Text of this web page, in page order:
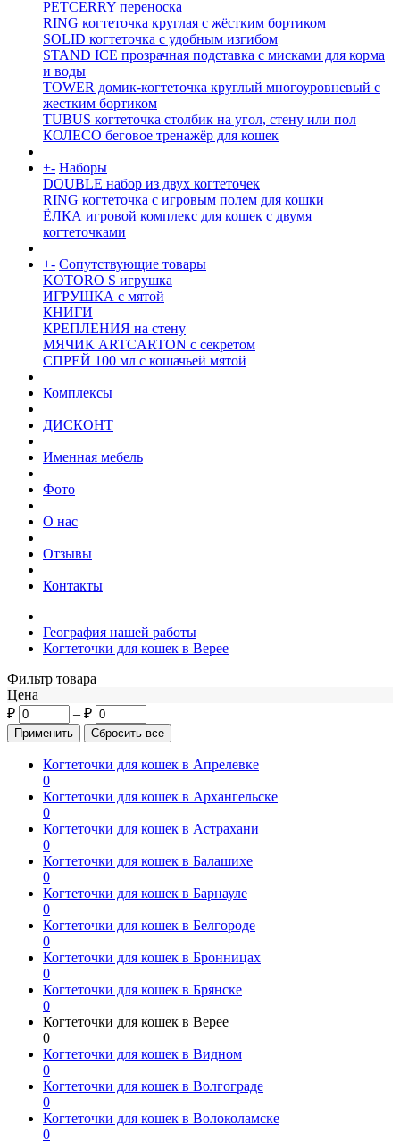
PETCERRY переноска
RING когтеточка круглая с жёстким бортиком
SOLID когтеточка с удобным изгибом
STAND ICE прозрачная подставка с мисками для корма
и воды
TOWER домик-когтеточка круглый многоуровневый с
жестким бортиком
TUBUS когтеточка столбик на угол, стену или пол
КОЛЕСО беговое тренажёр для кошек
+- Наборы
DOUBLE набор из двух когтеточек
RING когтеточка c игровым полем для кошки
ЁЛКА игровой комплекс для кошек с двумя
когтеточками
+- Сопутствующие товары
KOTORO S игрушка
ИГРУШКА с мятой
КНИГИ
КРЕПЛЕНИЯ на стену
МЯЧИК ARTCARTON с секретом
СПРЕЙ 100 мл с кошачьей мятой
Комплексы
ДИСКОНТ
Именная мебель
Фото
О нас
Отзывы
Контакты
География нашей работы
Когтеточки для кошек в Верее
Фильтр товара
Цена
₽
– ₽
Когтеточки для кошек в Апрелевке
0
Когтеточки для кошек в Архангельске
0
Когтеточки для кошек в Астрахани
0
Когтеточки для кошек в Балашихе
0
Когтеточки для кошек в Барнауле
0
Когтеточки для кошек в Белгороде
0
Когтеточки для кошек в Бронницах
0
Когтеточки для кошек в Брянске
0
Когтеточки для кошек в Верее
0
Когтеточки для кошек в Видном
0
Когтеточки для кошек в Волгограде
0
Когтеточки для кошек в Волоколамске
0